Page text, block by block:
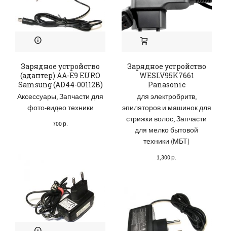
Зарядное устройство
(адаптер) AA-E9 EURO
Samsung (AD44-00112B)
Аксессуары,Запчасти для
фото-видео техники
700р.
Зарядное устройство
WESLV95K7661
Panasonic
для электробритв,
эпиляторов и машинок для
стрижки волос,Запчасти
для мелко бытовой
техники (МБТ)
1,300р.